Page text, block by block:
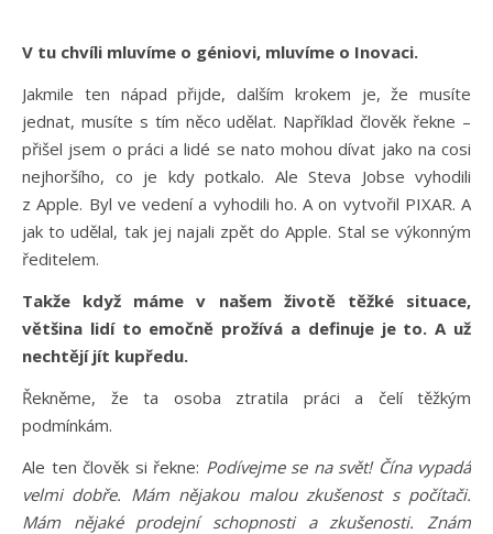
V tu chvíli mluvíme o géniovi, mluvíme o Inovaci.
Jakmile ten nápad přijde, dalším krokem je, že musíte
jednat, musíte s tím něco udělat. Například člověk řekne –
přišel jsem o práci a lidé se nato mohou dívat jako na cosi
nejhoršího, co je kdy potkalo. Ale Steva Jobse vyhodili
z Apple. Byl ve vedení a vyhodili ho. A on vytvořil PIXAR. A
jak to udělal, tak jej najali zpět do Apple. Stal se výkonným
ředitelem.
Takže když máme v našem životě těžké situace,
většina lidí to emočně prožívá a definuje je to. A už
nechtějí jít kupředu.
Řekněme, že ta osoba ztratila práci a čelí těžkým
podmínkám.
Ale ten člověk si řekne: Podívejme se na svět! Čína vypadá
velmi dobře. Mám nějakou malou zkušenost s počítači.
Mám nějaké prodejní schopnosti a zkušenosti. Znám